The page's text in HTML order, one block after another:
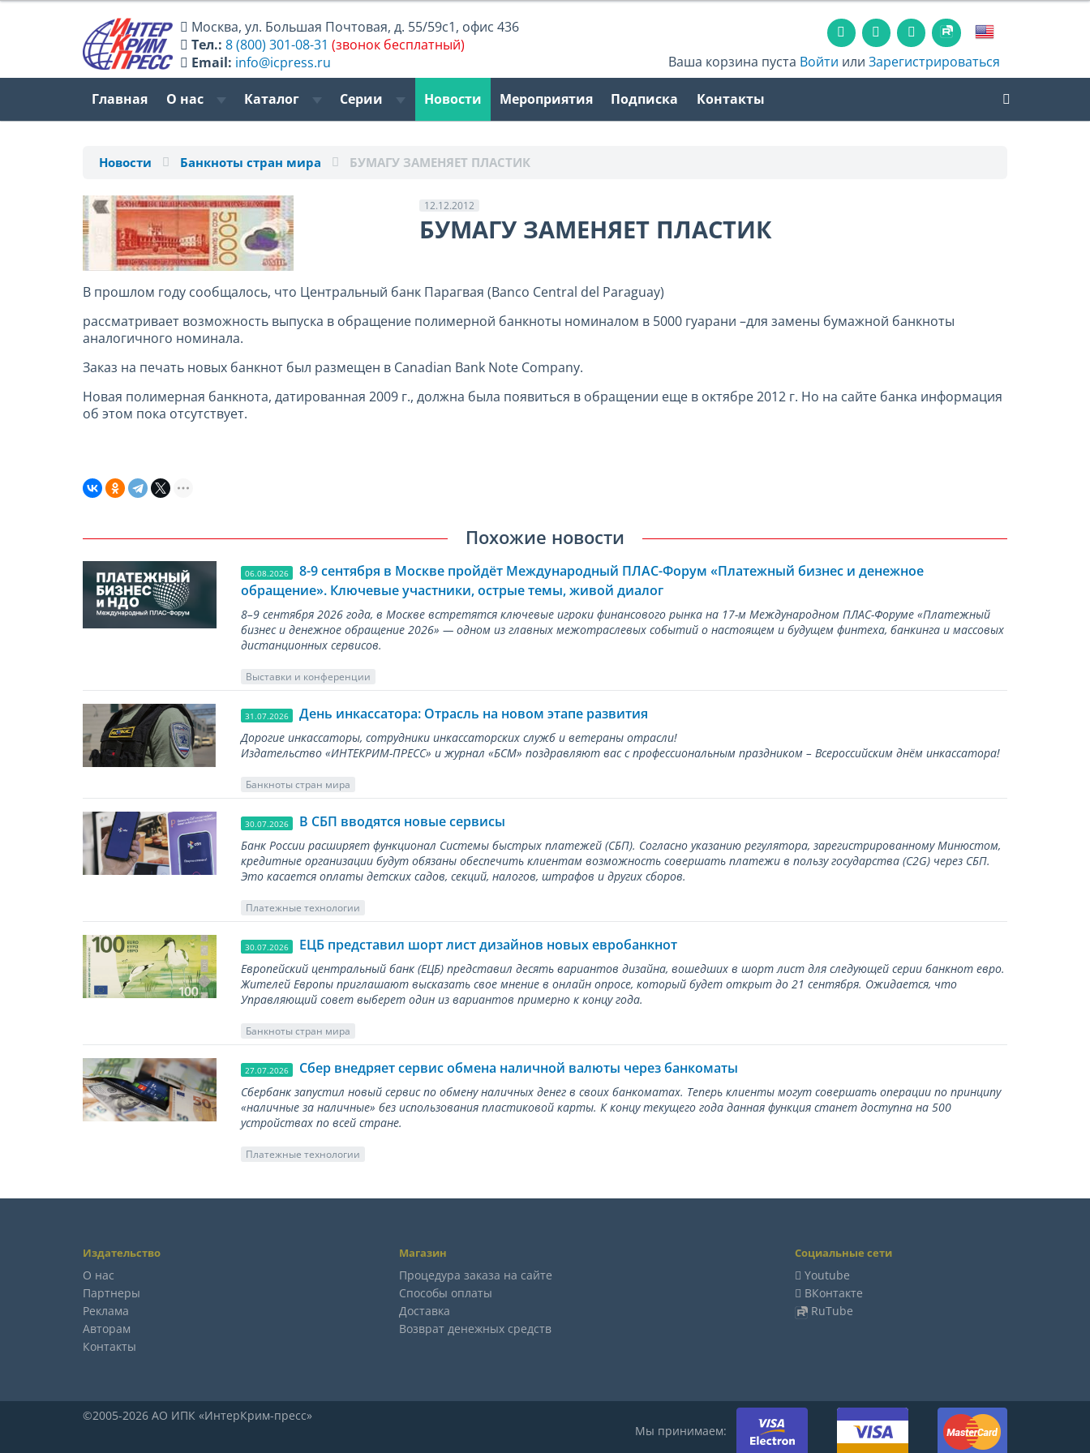
Москва,ул. Большая Почтовая, д. 55/59с1, офис 436
Тел.: 8 (800) 301-08-31 (звонок бесплатный)
Email: info@icpress.ru Ваша корзина пуста Войти илиЗарегистрироваться
Главная О нас Каталог Серии Новости Мероприятия Подписка Контакты
Новости Банкноты стран мира БУМАГУ ЗАМЕНЯЕТ ПЛАСТИК
12.12.2012
БУМАГУ ЗАМЕНЯЕТ ПЛАСТИК
В прошлом году сообщалось, что Центральный банк Парагвая (Banco Central del Paraguay)
рассматривает возможность выпуска в обращение полимерной банкноты номиналом в 5000 гуарани –для замены бумажной банкноты
аналогичного номинала.
Заказ на печать новых банкнот был размещен в Canadian Bank Note Company.
Новая полимерная банкнота, датированная 2009 г., должна была появиться в обращении еще в октябре 2012 г. Но на сайте банка информация
об этом пока отcутствует.
Похожие новости
06.08.2026
8-9 сентября в Москве пройдёт Международный ПЛАС-Форум «Платежный бизнес и денежное
обращение». Ключевые участники, острые темы, живой диалог
8–9 сентября 2026 года, в Москве встретятся ключевые игроки финансового рынка на 17-м Международном ПЛАС-Форуме «Платежный
бизнес и денежное обращение 2026» — одном из главных межотраслевых событий о настоящем и будущем финтеха, банкинга и массовых
дистанционных сервисов.
Выставки и конференции
31.07.2026 День инкассатора: Отрасль на новом этапе развития
Дорогие инкассаторы, сотрудники инкассаторских служб и ветераны отрасли!
Издательство «ИНТЕКРИМ-ПРЕСС» и журнал «БСМ» поздравляют вас с профессиональным праздником – Всероссийским днём инкассатора!
Банкноты стран мира
30.07.2026 В СБП вводятся новые сервисы
Банк России расширяет функционал Системы быстрых платежей (СБП). Согласно указанию регулятора, зарегистрированному Минюстом,
кредитные организации будут обязаны обеспечить клиентам возможность совершать платежи в пользу государства (С2G) через СБП.
Это касается оплаты детских садов, секций, налогов, штрафов и других сборов.
Платежные технологии
30.07.2026 ЕЦБ представил шорт лист дизайнов новых евробанкнот
Европейский центральный банк (ЕЦБ) представил десять вариантов дизайна, вошедших в шорт лист для следующей серии банкнот евро.
Жителей Европы приглашают высказать свое мнение в онлайн опросе, который будет открыт до 21 сентября. Ожидается, что
Управляющий совет выберет один из вариантов примерно к концу года.
Банкноты стран мира
27.07.2026 Сбер внедряет сервис обмена наличной валюты через банкоматы
Сбербанк запустил новый сервис по обмену наличных денег в своих банкоматах. Теперь клиенты могут совершать операции по принципу
«наличные за наличные» без использования пластиковой карты. К концу текущего года данная функция станет доступна на 500
устройствах по всей стране.
Платежные технологии
Издательство
О нас
Партнеры
Реклама
Авторам
Контакты
Магазин
Процедура заказа на сайте
Способы оплаты
Доставка
Возврат денежных средств
Социальные сети
Youtube
ВКонтакте
RuTube
©2005-2026 АО ИПК «ИнтерКрим-пресс»
Мы принимаем: